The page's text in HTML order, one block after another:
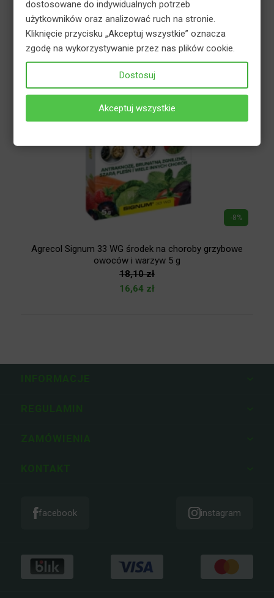
Agrecol Signum 33 WG środek na choroby grzybowe
owoców i warzyw 5 g
18,10zł
16,64 zł
-8%
facebook instagram
dostosowane do indywidualnych potrzeb
użytkowników oraz analizować ruch na stronie.
Kliknięcie przycisku „Akceptuj wszystkie” oznacza
zgodę na wykorzystywanie przez nas plików cookie.
Dostosuj
Akceptuj wszystkie